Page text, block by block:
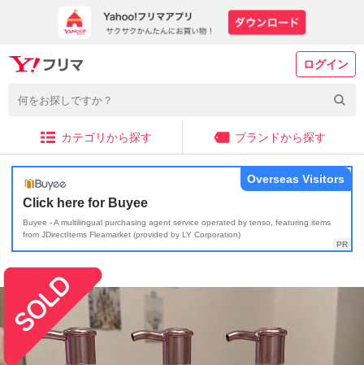
ログイン
カテゴリから探す ブランドから探す
Click here for Buyee
Buyee - A multilingual purchasing agent service operated by tenso, featuring items
from JDirectItems Fleamarket (provided by LY Corporation)
Overseas Visitors